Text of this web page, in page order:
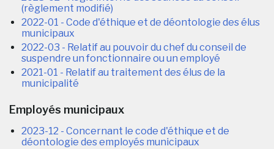
(règlement modifié)
2022-01 - Code d'éthique et de déontologie des élus
municipaux
2022-03 - Relatif au pouvoir du chef du conseil de
suspendre un fonctionnaire ou un employé
2021-01 - Relatif au traitement des élus de la
municipalité
Employés municipaux
2023-12 - Concernant le code d'éthique et de
déontologie des employés municipaux